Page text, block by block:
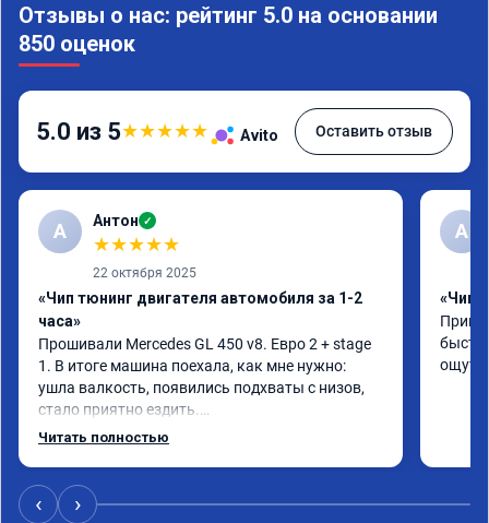
Отзывы о нас: рейтинг 5.0 на основании
850 оценок
5.0 из 5★★★★★ Avito Оставить отзыв
А Антон ✓
★★★★★
22 октября 2025
«Чип тюнинг двигателя автомобиля за 1-2
часа»
Прошивали Mercedes GL 450 v8. Евро 2 + stage
1. В итоге машина поехала, как мне нужно:
ушла валкость, появились подхваты с низов,
стало приятно ездить.
Одни из лучших трат, в авто! 🔥
Читать полностью
A
«Чип
‹ ›